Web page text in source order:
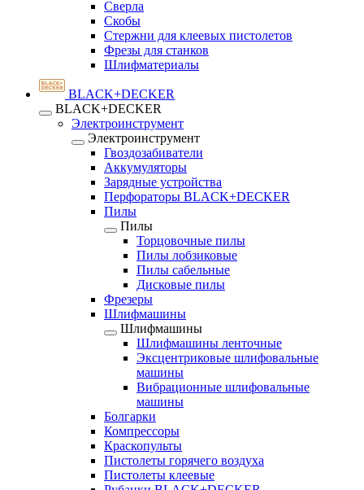
Сверла
Скобы
Стержни для клеевых пистолетов
Фрезы для станков
Шлифматериалы
BLACK+DECKER
BLACK+DECKER
Электроинструмент
Электроинструмент
Гвоздозабиватели
Аккумуляторы
Зарядные устройства
Перфораторы BLACK+DECKER
Пилы
Пилы
Торцовочные пилы
Пилы лобзиковые
Пилы сабельные
Дисковые пилы
Фрезеры
Шлифмашины
Шлифмашины
Шлифмашины ленточные
Эксцентриковые шлифовальные
машины
Вибрационные шлифовальные
машины
Болгарки
Компрессоры
Краскопульты
Пистолеты горячего воздуха
Пистолеты клеевые